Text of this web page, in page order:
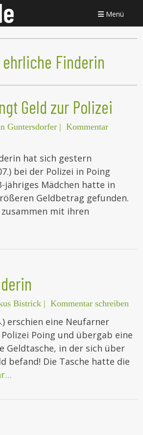
Menü
ehrliche Finderin
Geld zur Polizei
Guntersdorfer | Kommentar
hat sich gestern
bei der Polizei in Poing
jähriges Mädchen hatte in
Geldbetrag gefunden.
zusammen mit ihren
Bistrick | Kommentar schreiben
erschien eine Neufarner
Poing und übergab eine
Geldtasche, in der sich über
befand! Die Tasche hatte die